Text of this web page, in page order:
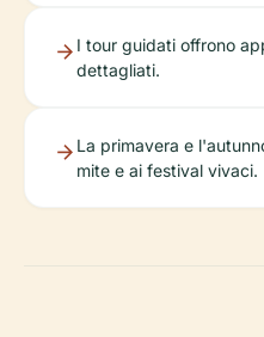
I tour guidati offrono
dettagliati.
La primavera e
mite e ai festival vivaci.